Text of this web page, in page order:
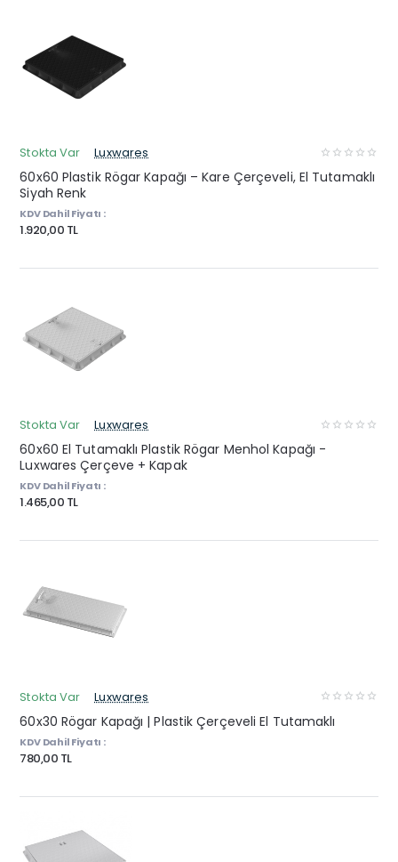
Stokta Var Luxwares
60x60 Plastik Rögar Kapağı – Kare Çerçeveli, El Tutamaklı
Siyah Renk
KDV Dahil Fiyatı :
1.920,00 TL
Stokta Var Luxwares
60x60 El Tutamaklı Plastik Rögar Menhol Kapağı -
Luxwares Çerçeve + Kapak
KDV Dahil Fiyatı :
1.465,00 TL
Stokta Var Luxwares
60x30 Rögar Kapağı | Plastik Çerçeveli El Tutamaklı
KDV Dahil Fiyatı :
780,00 TL